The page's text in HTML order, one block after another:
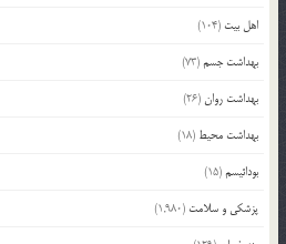
اهل بیت (104)
بهداشت جسم(73)
بهداشت روان(26)
بهداشت محیط (18)
بودائیسم(15)
پزشکی و سلامت (1,980)